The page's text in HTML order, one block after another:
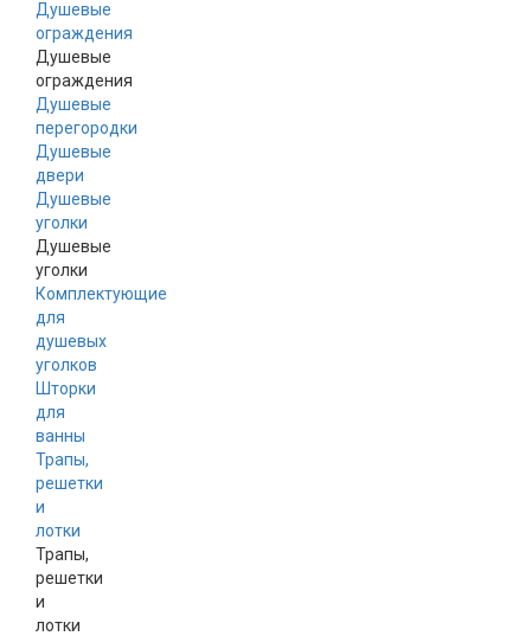
Душевые
ограждения
Душевые
ограждения
Душевые
перегородки
Душевые
двери
Душевые
уголки
Душевые
уголки
Комплектующие
для
душевых
уголков
Шторки
для
ванны
Трапы,
решетки
и
лотки
Трапы,
решетки
и
лотки